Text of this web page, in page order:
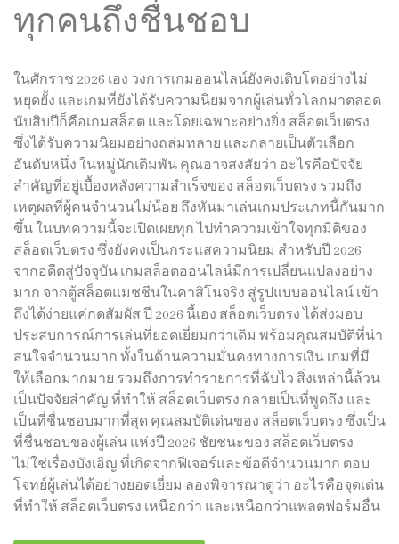
ทุกคนถึงชื่นชอบ
ในศักราช 2026 เอง วงการเกมออนไลน์ยังคงเติบโตอย่างไม่
หยุดยั้ง และเกมที่ยังได้รับความนิยมจากผู้เล่นทั่วโลกมาตลอด
นับสิบปีก็คือเกมสล็อต และโดยเฉพาะอย่างยิ่ง สล็อตเว็บตรง
ซึ่งได้รับความนิยมอย่างถล่มทลาย และกลายเป็นตัวเลือก
อันดับหนึ่ง ในหมู่นักเดิมพัน คุณอาจสงสัยว่า อะไรคือปัจจัย
สำคัญที่อยู่เบื้องหลังความสำเร็จของ สล็อตเว็บตรง รวมถึง
เหตุผลที่ผู้คนจำนวนไม่น้อย ถึงหันมาเล่นเกมประเภทนี้กันมาก
ขึ้น ในบทความนี้จะเปิดเผยทุก ไปทำความเข้าใจทุกมิติของ
สล็อตเว็บตรง ซึ่งยังคงเป็นกระแสความนิยม สำหรับปี 2026
จากอดีตสู่ปัจจุบัน เกมสล็อตออนไลน์มีการเปลี่ยนแปลงอย่าง
มาก จากตู้สล็อตแมชชีนในคาสิโนจริง สู่รูปแบบออนไลน์ เข้า
ถึงได้ง่ายแค่กดสัมผัส ปี 2026 นี้เอง สล็อตเว็บตรง ได้ส่งมอบ
ประสบการณ์การเล่นที่ยอดเยี่ยมกว่าเดิม พร้อมคุณสมบัติที่น่า
สนใจจำนวนมาก ทั้งในด้านความมั่นคงทางการเงิน เกมที่มี
ให้เลือกมากมาย รวมถึงการทำรายการที่ฉับไว สิ่งเหล่านี้ล้วน
เป็นปัจจัยสำคัญ ที่ทำให้ สล็อตเว็บตรง กลายเป็นที่พูดถึง และ
เป็นที่ชื่นชอบมากที่สุด คุณสมบัติเด่นของ สล็อตเว็บตรง ซึ่งเป็น
ที่ชื่นชอบของผู้เล่น แห่งปี 2026 ชัยชนะของ สล็อตเว็บตรง
ไม่ใช่เรื่องบังเอิญ ที่เกิดจากฟีเจอร์และข้อดีจำนวนมาก ตอบ
โจทย์ผู้เล่นได้อย่างยอดเยี่ยม ลองพิจารณาดูว่า อะไรคือจุดเด่น
ที่ทำให้ สล็อตเว็บตรง เหนือกว่า และเหนือกว่าแพลตฟอร์มอื่น